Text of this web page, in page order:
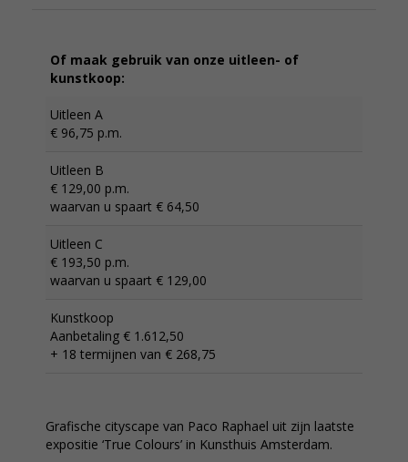
Of maak gebruik van onze uitleen- of
kunstkoop:
Uitleen A
€ 96,75 p.m.
Uitleen B
€ 129,00 p.m.
waarvan u spaart € 64,50
Uitleen C
€ 193,50 p.m.
waarvan u spaart € 129,00
Kunstkoop
Aanbetaling € 1.612,50
+ 18 termijnen van € 268,75
Grafische cityscape van Paco Raphael uit zijn laatste
expositie ‘True Colours’ in Kunsthuis Amsterdam.